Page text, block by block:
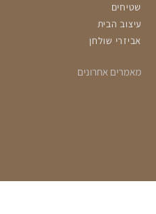
שטיחים
עיצוב הבית
אביזרי שולחן
מאמרים אחרונים